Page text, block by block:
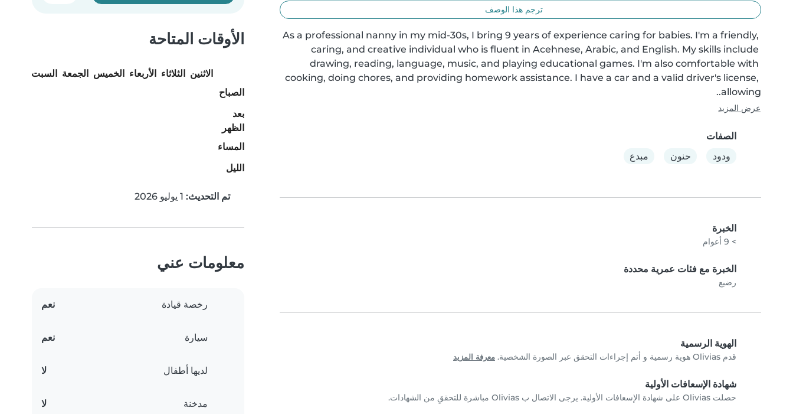
ترجم هذا الوصف
As a professional nanny in my mid-30s, I bring 9 years of experience caring for babies. I'm a friendly,
caring, and creative individual who is fluent in Acehnese, Arabic, and English. My skills include
drawing, reading, language, music, and playing educational games. I'm also comfortable with
cooking, doing chores, and providing homework assistance. I have a car and a valid driver's license,
allowing..
عرض المزيد
الصفات
ودود
حنون مبدع
الخبرة
> 9 أعوام
الخبرة مع فئات عمرية محددة
رضيع
الهوية الرسمية
قدم Olivias هوية رسمية و أتم إجراءات التحقق عبر الصورة الشخصية. معرفة المزيد
شهادة الإسعافات الأولية
حصلت Olivias على شهادة الإسعافات الأولية. يرجى الاتصال ب Olivias مباشرة للتحققِ من الشهادات.
الأوقات المتاحة
الاثنين الثلاثاء الأربعاء الخميس الجمعة السبت
الصباح
بعد
الظهر
المساء
الليل
تم التحديث:
معلومات عني
رخصة قيادة نعم
سيارة نعم
لديها أطفال لا
مدخنة لا